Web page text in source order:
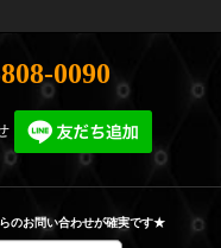
0090
のお問い合わせが確実です★